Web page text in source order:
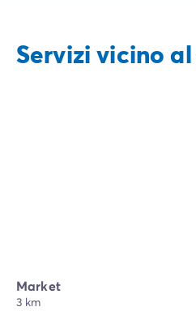
Servizi vicino
Market
3 km